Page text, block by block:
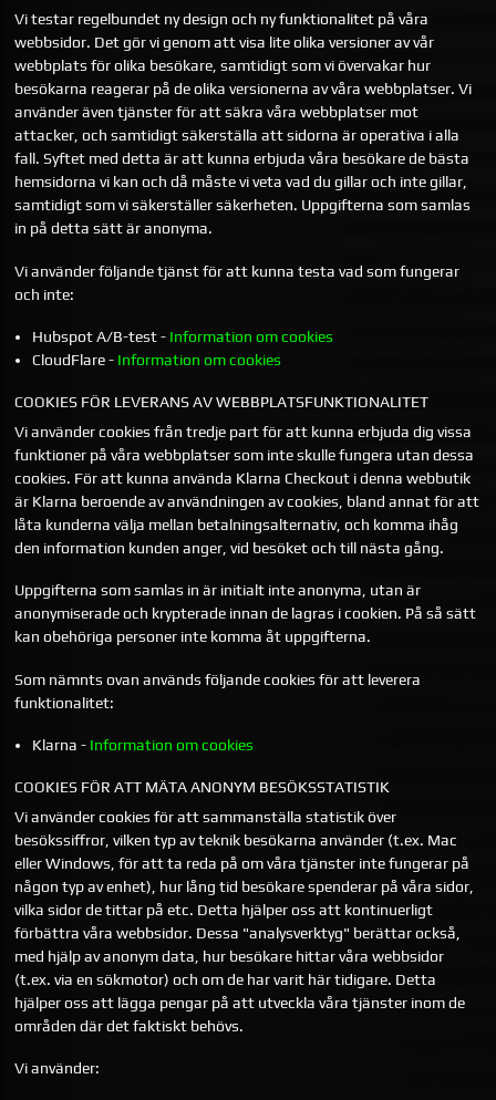
Vi testar regelbundet ny design och ny funktionalitet på våra
webbsidor. Det gör vi genom att visa lite olika versioner av vår
webbplats för olika besökare, samtidigt som vi övervakar hur
besökarna reagerar på de olika versionerna av våra webbplatser. Vi
använder även tjänster för att säkra våra webbplatser mot
attacker, och samtidigt säkerställa att sidorna är operativa i alla
fall. Syftet med detta är att kunna erbjuda våra besökare de bästa
hemsidorna vi kan och då måste vi veta vad du gillar och inte gillar,
samtidigt som vi säkerställer säkerheten. Uppgifterna som samlas
in på detta sätt är anonyma.
Vi använder följande tjänst för att kunna testa vad som fungerar
och inte:
Hubspot A/B-test - Information om cookies
CloudFlare - Information om cookies
COOKIES FÖR LEVERANS AV WEBBPLATSFUNKTIONALITET
Vi använder cookies från tredje part för att kunna erbjuda dig vissa
funktioner på våra webbplatser som inte skulle fungera utan dessa
cookies. För att kunna använda Klarna Checkout i denna webbutik
är Klarna beroende av användningen av cookies, bland annat för att
låta kunderna välja mellan betalningsalternativ, och komma ihåg
den information kunden anger, vid besöket och till nästa gång.
Uppgifterna som samlas in är initialt inte anonyma, utan är
anonymiserade och krypterade innan de lagras i cookien. På så sätt
kan obehöriga personer inte komma åt uppgifterna.
Som nämnts ovan används följande cookies för att leverera
funktionalitet:
Klarna - Information om cookies
COOKIES FÖR ATT MÄTA ANONYM BESÖKSSTATISTIK
Vi använder cookies för att sammanställa statistik över
besökssiffror, vilken typ av teknik besökarna använder (t.ex. Mac
eller Windows, för att ta reda på om våra tjänster inte fungerar på
någon typ av enhet), hur lång tid besökare spenderar på våra sidor,
vilka sidor de tittar på etc. Detta hjälper oss att kontinuerligt
förbättra våra webbsidor. Dessa "analysverktyg" berättar också,
med hjälp av anonym data, hur besökare hittar våra webbsidor
(t.ex. via en sökmotor) och om de har varit här tidigare. Detta
hjälper oss att lägga pengar på att utveckla våra tjänster inom de
områden där det faktiskt behövs.
Vi använder: